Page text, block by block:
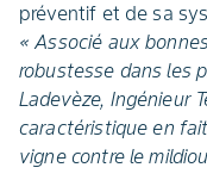
préventif et de sa
« Associé aux
robustesse dans les
Ladevèze, Ingénieur
caractéristique en
vigne contre le